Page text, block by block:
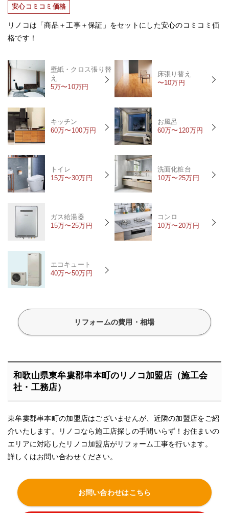
安心コミコミ価格
リノコは「商品＋工事＋保証」をセットにした安心のコミコミ価
格です！
壁紙・クロス張り替
え
5万〜10万円
床張り替え
〜10万円
キッチン
60万〜100万円
お風呂
60万〜120万円
トイレ
15万〜30万円
洗面化粧台
10万〜25万円
ガス給湯器
15万〜25万円
コンロ
10万〜20万円
エコキュート
40万〜50万円
リフォームの費用・相場
和歌山県東牟婁郡串本町のリノコ加盟店（施工会
社・工務店）
東牟婁郡串本町の加盟店はございませんが、近隣の加盟店をご紹
介いたします。リノコなら施工店探しの手間いらず！お住まいの
エリアに対応したリノコ加盟店がリフォーム工事を行います。
詳しくはお問い合わせください。
お問い合わせはこちら